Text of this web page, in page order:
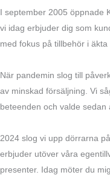
I september 2005 öppnade
vi idag erbjuder dig som
med fokus på tillbehör i äkta
När pandemin slog till
av minskad försäljning. Vi
beteenden och valde sedan
2024 slog vi upp dörrarna
erbjuder utöver våra
presenter. Idag möter du